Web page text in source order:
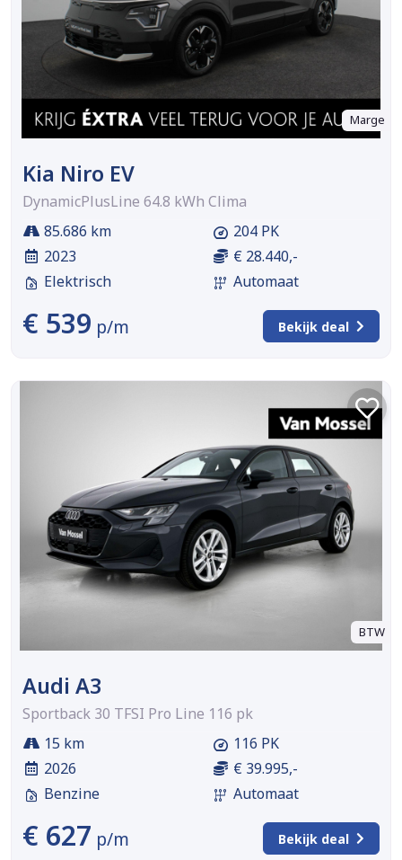
Marge
Kia Niro EV
DynamicPlusLine 64.8 kWh Clima
85.686 km
2023
Elektrisch
204 PK
€ 28.440,-
Automaat
€ 539 p/m Bekijk deal
BTW
Audi A3
Sportback 30 TFSI Pro Line 116 pk
15 km
2026
Benzine
116 PK
€ 39.995,-
Automaat
€ 627 p/m Bekijk deal